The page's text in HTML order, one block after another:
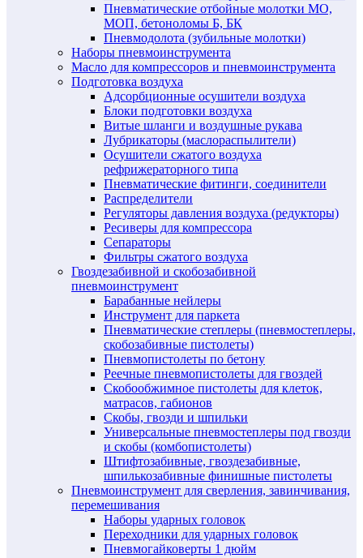
Пневматические отбойные молотки МО,
МОП, бетоноломы Б, БК
Пневмодолота (зубильные молотки)
Наборы пневмоинструмента
Масло для компрессоров и пневмоинструмента
Подготовка воздуха
Адсорбционные осушители воздуха
Блоки подготовки воздуха
Витые шланги и воздушные рукава
Лубрикаторы (маслораспылители)
Осушители сжатого воздуха
рефрижераторного типа
Пневматические фитинги, соединители
Распределители
Регуляторы давления воздуха (редукторы)
Ресиверы для компрессора
Сепараторы
Фильтры сжатого воздуха
Гвоздезабивной и скобозабивной
пневмоинструмент
Барабанные нейлеры
Инструмент для паркета
Пневматические степлеры (пневмостеплеры,
скобозабивные пистолеты)
Пневмопистолеты по бетону
Реечные пневмопистолеты для гвоздей
Скобообжимное пистолеты для клеток,
матрасов, габионов
Скобы, гвозди и шпильки
Универсальные пневмостеплеры под гвозди
и скобы (комбопистолеты)
Штифтозабивные, гвоздезабивные,
шпилькозабивные финишные пистолеты
Пневмоинструмент для сверления, завинчивания,
перемешивания
Наборы ударных головок
Переходники для ударных головок
Пневмогайковерты 1 дюйм